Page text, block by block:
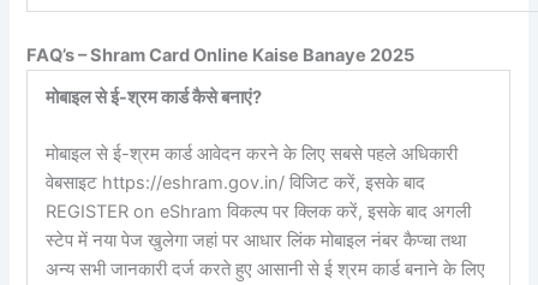
FAQ’s – Shram Card Online Kaise Banaye 2025
मोबाइल से ई-श्रम कार्ड कैसे बनाएं?
मोबाइल से ई-श्रम कार्ड आवेदन करने के लिए सबसे पहले अधिकारी
वेबसाइट https://eshram.gov.in/ विजिट करें, इसके बाद
REGISTER on eShram विकल्प पर क्लिक करें, इसके बाद अगली
स्टेप में नया पेज खुलेगा जहां पर आधार लिंक मोबाइल नंबर कैप्चा तथा
अन्य सभी जानकारी दर्ज करते हुए आसानी से ई श्रम कार्ड बनाने के लिए